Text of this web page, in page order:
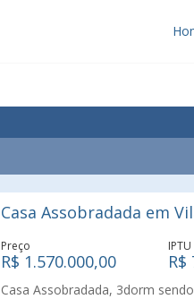
Casa Assobradada em
Preço
R$ 1.570.000,00
IPTU
R$
Casa Assobradada, 3dorm